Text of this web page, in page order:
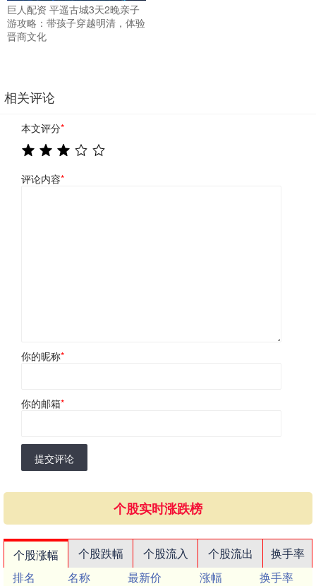
巨人配资 平遥古城3天2晚亲子
游攻略：带孩子穿越明清，体验
晋商文化
相关评论
本文评分*
评论内容*
你的昵称*
你的邮箱*
提交评论
个股实时涨跌榜
个股涨幅 个股跌幅 个股流入 个股流出
换手率
排名
名称 最新价 涨幅
换手率